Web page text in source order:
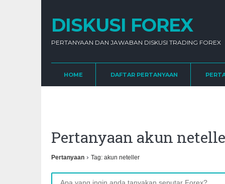
DISKUSI FOREX
PERTANYAAN DAN JAWABAN DISKUSI TRADING FOREX
HOME DAFTAR PERTANYAAN
Pertanyaan akun
Pertanyaan › Tag: akun neteller